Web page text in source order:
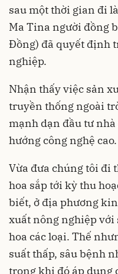
sau một thời gian đi
Ma Tina người đồng
Đồng) đã quyết định
nghiệp.
Nhận thấy việc sản
truyền thống ngoài
mạnh dạn đầu tư
hướng công nghệ cao.
Vừa đưa chúng tôi đi
hoa sắp tới kỳ thu
biết, ở địa phương
xuất nông nghiệp với
hoa các loại. Thế
suất thấp, sâu bệnh
trong khi đó áp dụng